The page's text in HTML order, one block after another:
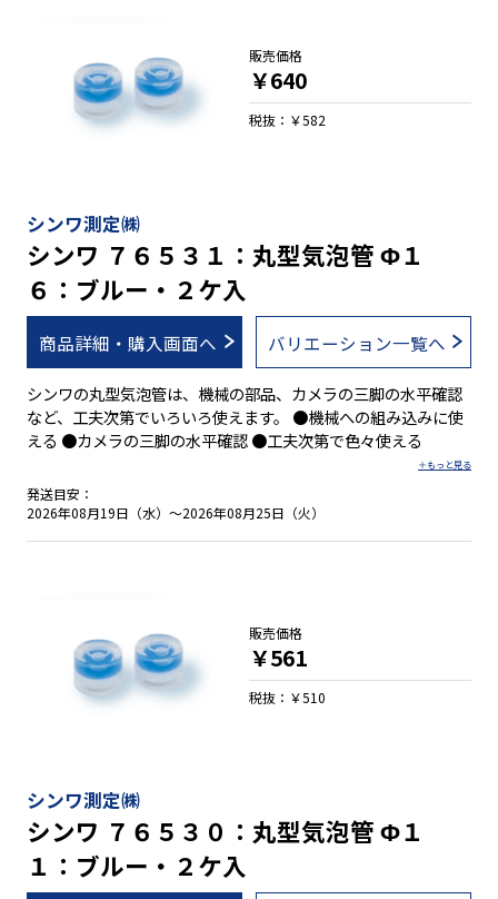
シンワ測定㈱
シンワ ７６５３１：丸型気泡管 Φ１
６：ブルー・２ケ入
商品詳細・購入画面へ バリエーション一覧へ
シンワの丸型気泡管は、機械の部品、カメラの三脚の水平確認
など、工夫次第でいろいろ使えます。 ●機械への組み込みに使
える ●カメラの三脚の水平確認 ●工夫次第で色々使える
発送目安：
2026年08月19日（水）～2026年08月25日（火）
販売価格
￥640
税抜：￥582
シンワ測定㈱
シンワ ７６５３０：丸型気泡管 Φ１
１：ブルー・２ケ入
販売価格
￥561
税抜：￥510